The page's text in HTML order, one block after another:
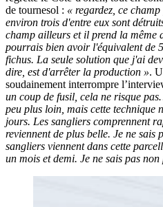
de tournesol : « regardez, ce
environ trois d'entre eux sont
champ ailleurs et il prend la même
pourrais bien avoir l'équivalent de
fichus. La seule solution que j'ai
dire, est d'arrêter la production ».
soudainement interrompre
un coup de fusil, cela ne risque
peu plus loin, mais cette technique
jours. Les sangliers comprennent
reviennent de plus belle. Je ne sais
sangliers viennent dans cette
un mois et demi. Je ne sais pas